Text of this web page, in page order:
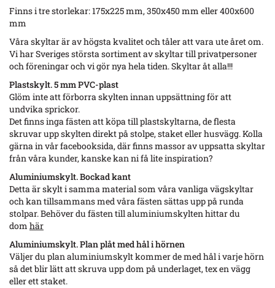
Finns i tre storlekar: 175x225 mm, 350x450 mm eller 400x600
mm
Våra skyltar är av högsta kvalitet och tåler att vara ute året om.
Vi har Sveriges största sortiment av skyltar till privatpersoner
och föreningar och vi gör nya hela tiden. Skyltar åt alla!!!
Plastskylt. 5 mm PVC-plast
Glöm inte att förborra skylten innan uppsättning för att
undvika sprickor.
Det finns inga fästen att köpa till plastskyltarna, de flesta
skruvar upp skylten direkt på stolpe, staket eller husvägg. Kolla
gärna in vår facebooksida, där finns massor av uppsatta skyltar
från våra kunder, kanske kan ni få lite inspiration?
Aluminiumskylt. Bockad kant
Detta är skylt i samma material som våra vanliga vägskyltar
och kan tillsammans med våra fästen sättas upp på runda
stolpar. Behöver du fästen till aluminiumskylten hittar du
dom här
Aluminiumskylt. Plan plåt med hål i hörnen
Väljer du plan aluminiumskylt kommer de med hål i varje hörn
så det blir lätt att skruva upp dom på underlaget, tex en vägg
eller ett staket.